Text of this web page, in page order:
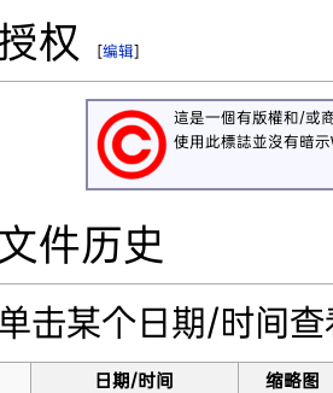
权 [编辑]
這是一個有版權和/或
使用此標誌並沒有暗
文件历史
击某个日期/时间
日期/时间
缩略图